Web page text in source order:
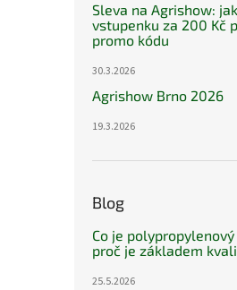
Sleva na Agrishow:
vstupenku za 200 Kč
promo kódu
30.3.2026
Agrishow Brno 2026
19.3.2026
Blog
Co je
proč je základem
25.5.2026